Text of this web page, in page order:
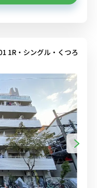
1R・シングル・くつろ